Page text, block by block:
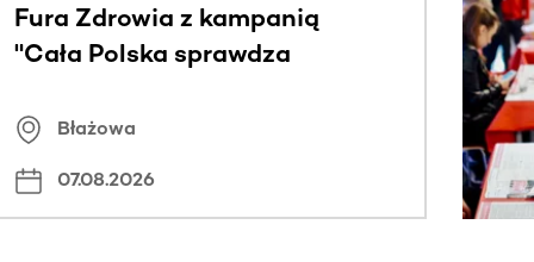
Fura Zdrowia z kampanią
"Cała Polska sprawdza
Błażowa
07.08.2026